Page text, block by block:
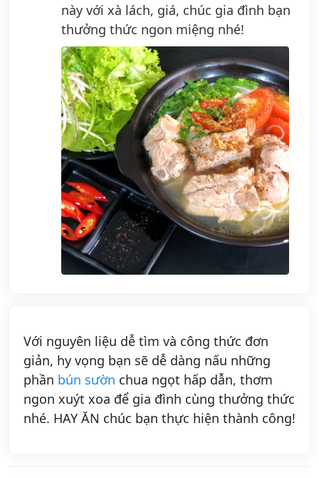
này với xà lách, giá, chúc gia đình bạn
thưởng thức ngon miệng nhé!
Với nguyên liệu dễ tìm và công thức đơn
giản, hy vọng bạn sẽ dễ dàng nấu những
phần bún sườn chua ngọt hấp dẫn, thơm
ngon xuýt xoa để gia đình cùng thưởng thức
nhé. HAY ĂN chúc bạn thực hiện thành công!